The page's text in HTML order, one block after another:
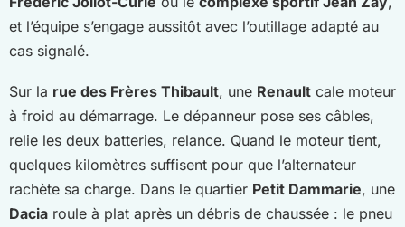
et l’équipe s’engage aussitôt avec l’outillage adapté au
cas signalé.
Sur la rue des Frères Thibault, une Renault cale moteur
à froid au démarrage. Le dépanneur pose ses câbles,
relie les deux batteries, relance. Quand le moteur tient,
quelques kilomètres suffisent pour que l’alternateur
rachète sa charge. Dans le quartier Petit Dammarie, une
Dacia roule à plat après un débris de chaussée : le pneu